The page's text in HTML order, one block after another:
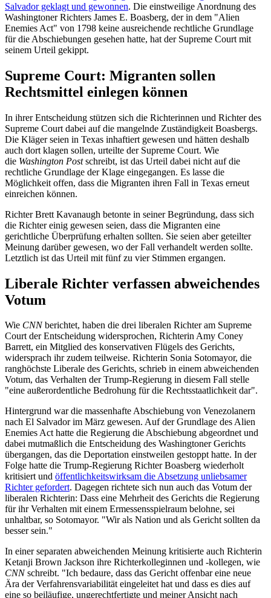
Salvador geklagt und gewonnen. Die einstweilige Anordnung des
Washingtoner Richters James E. Boasberg, der in dem "Alien
Enemies Act" von 1798 keine ausreichende rechtliche Grundlage
für die Abschiebungen gesehen hatte, hat der Supreme Court mit
seinem Urteil gekippt.
Supreme Court: Migranten sollen
Rechtsmittel einlegen können
In ihrer Entscheidung stützen sich die Richterinnen und Richter des
Supreme Court dabei auf die mangelnde Zuständigkeit Boasbergs.
Die Kläger seien in Texas inhaftiert gewesen und hätten deshalb
auch dort klagen sollen, urteilte der Supreme Court. Wie
die Washington Postschreibt, ist das Urteil dabei nicht auf die
rechtliche Grundlage der Klage eingegangen. Es lasse die
Möglichkeit offen, dass die Migranten ihren Fall in Texas erneut
einreichen können.
Richter Brett Kavanaugh betonte in seiner Begründung, dass sich
die Richter einig gewesen seien, dass die Migranten eine
gerichtliche Überprüfung erhalten sollten. Sie seien aber geteilter
Meinung darüber gewesen, wo der Fall verhandelt werden sollte.
Letztlich ist das Urteil mit fünf zu vier Stimmen ergangen.
Liberale Richter verfassen abweichendes
Votum
Wie CNNberichtet, haben die drei liberalen Richter am Supreme
Court der Entscheidung widersprochen, Richterin Amy Coney
Barrett, ein Mitglied des konservativen Flügels des Gerichts,
widersprach ihr zudem teilweise. Richterin Sonia Sotomayor, die
ranghöchste Liberale des Gerichts, schrieb in einem abweichenden
Votum, das Verhalten der Trump-Regierung in diesem Fall stelle
"eine außerordentliche Bedrohung für die Rechtsstaatlichkeit dar".
Hintergrund war die massenhafte Abschiebung von Venezolanern
nach El Salvador im März gewesen. Auf der Grundlage des Alien
Enemies Act hatte die Regierung die Abschiebung abgeordnet und
dabei mutmaßlich die Entscheidung des Washingtoner Gerichts
übergangen, das die Deportation einstweilen gestoppt hatte. In der
Folge hatte die Trump-Regierung Richter Boasberg wiederholt
kritisiert und öffentlichkeitswirksam die Absetzung unliebsamer
Richter gefordert. Dagegen richtete sich nun auch das Votum der
liberalen Richterin: Dass eine Mehrheit des Gerichts die Regierung
für ihr Verhalten mit einem Ermessensspielraum belohne, sei
unhaltbar, so Sotomayor. "Wir als Nation und als Gericht sollten da
besser sein."
In einer separaten abweichenden Meinung kritisierte auch Richterin
Ketanji Brown Jackson ihre Richterkolleginnen und -kollegen, wie
CNNschreibt. "Ich bedaure, dass das Gericht offenbar eine neue
Ära der Verfahrensvariabilität eingeleitet hat und dass es dies auf
eine so beiläufige, ungerechtfertigte und meiner Ansicht nach